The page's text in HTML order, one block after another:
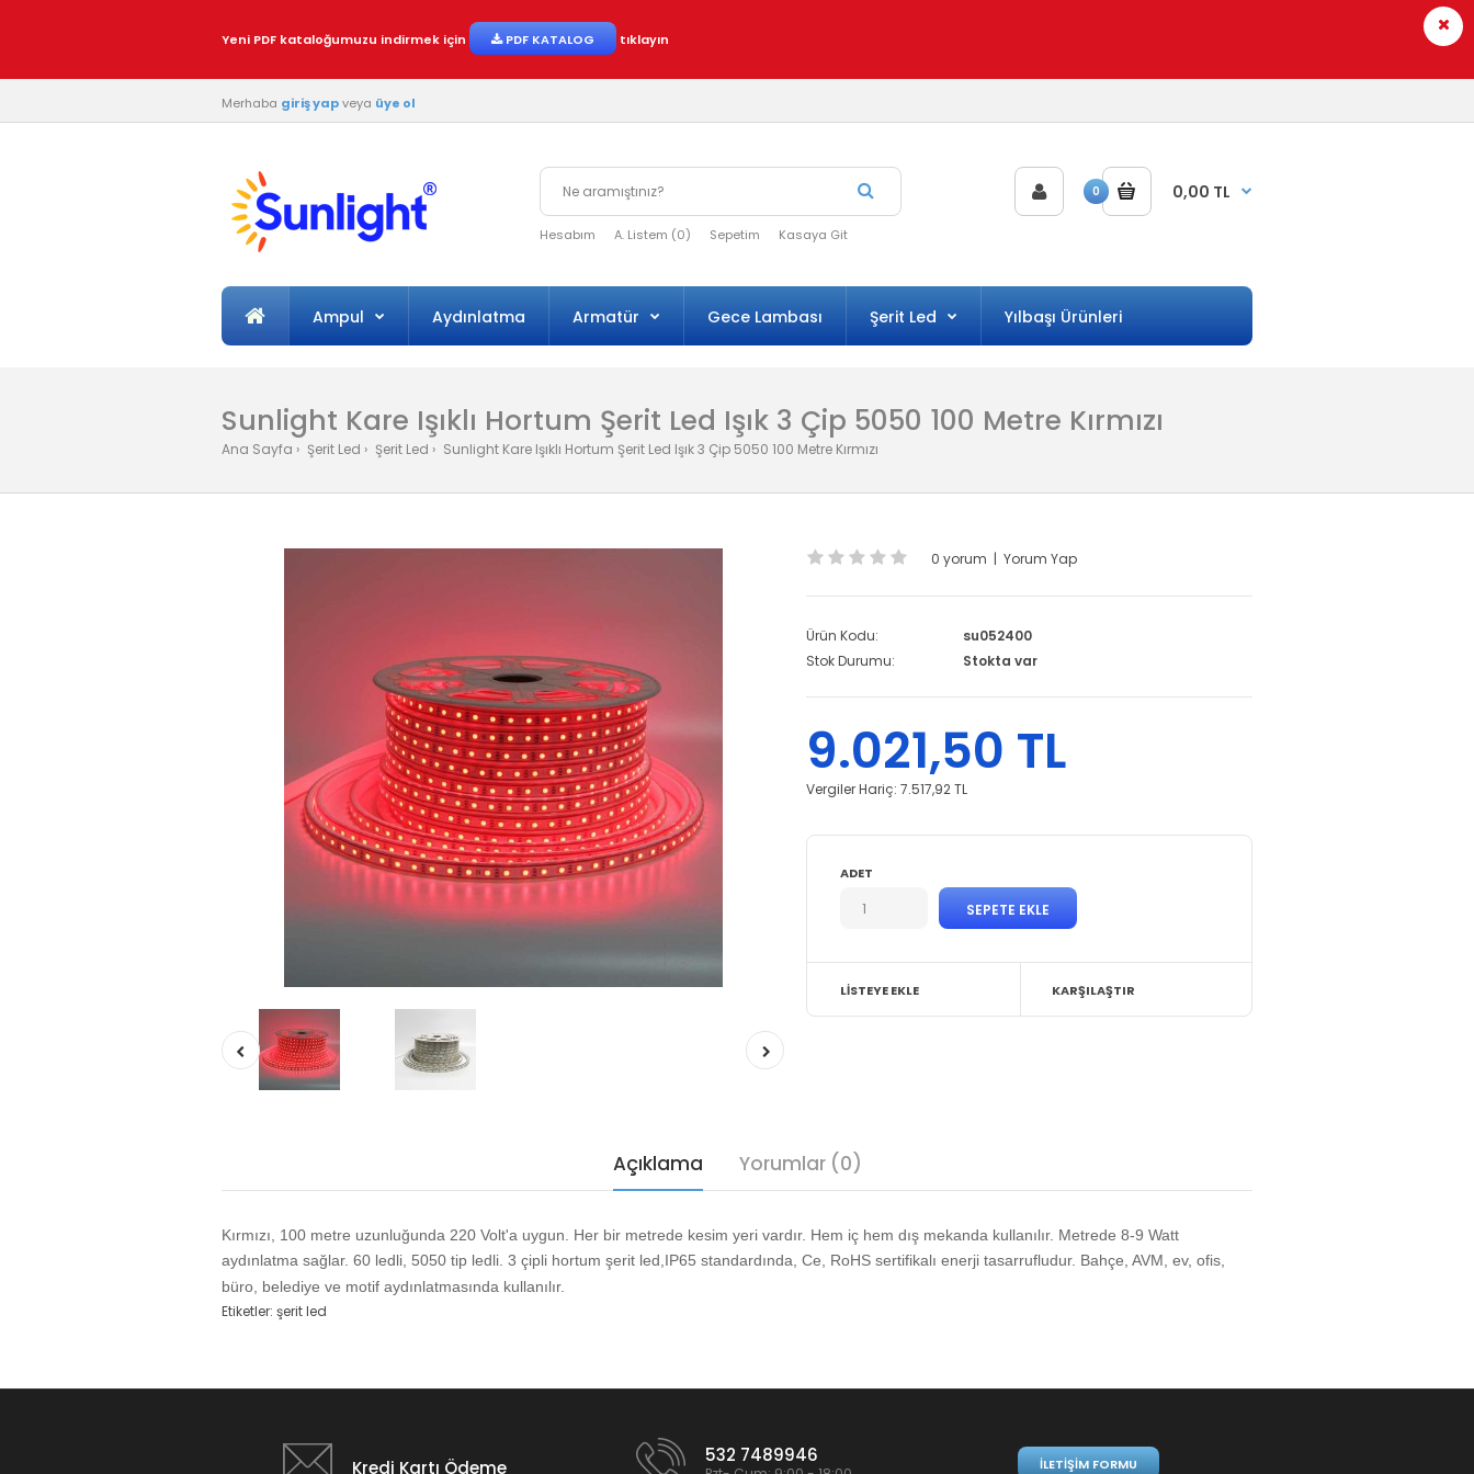
Yeni PDF kataloğumuzu indirmek için PDF KATALOG tıklayın
Merhaba giriş yapveya üye ol
Hesabım A. Listem (0) Sepetim Kasaya Git
0 0,00 TL
Ampul Aydınlatma Armatür Gece Lambası Şerit Led Yılbaşı Ürünleri
Sunlight Kare Işıklı Hortum Şerit Led Işık 3 Çip 5050 100 Metre Kırmızı
Ana Sayfa Şerit Led Şerit Led Sunlight Kare Işıklı Hortum Şerit Led Işık 3 Çip 5050 100 Metre Kırmızı
0 yorum |Yorum Yap
Ürün Kodu:
su052400
Stok Durumu:
Stokta var
9.021,50 TL
Vergiler Hariç:7.517,92 TL
ADET
LISTEYE EKLE KARŞILAŞTIR
Açıklama Yorumlar (0)
Kırmızı, 100 metre uzunluğunda 220 Volt'a uygun. Her bir metrede kesim yeri vardır. Hem iç hem dış mekanda kullanılır. Metrede 8-9 Watt
aydınlatma sağlar. 60 ledli, 5050 tip ledli. 3 çipli hortum şerit led,IP65 standardında, Ce, RoHS sertifikalı enerji tasarrufludur. Bahçe, AVM, ev, ofis,
büro, belediye ve motif aydınlatmasında kullanılır.
Etiketler: şerit led
Kredi Kartı Ödeme
532 7489946 İLETIŞIM FORMU